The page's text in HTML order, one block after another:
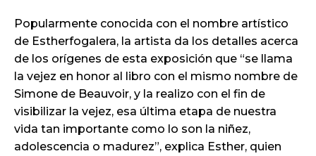
Popularmente conocida con el nombre artístico
de Estherfogalera, la artista da los detalles acerca
de los orígenes de esta exposición que “se llama
la vejez en honor al libro con el mismo nombre de
Simone de Beauvoir, y la realizo con el fin de
visibilizar la vejez, esa última etapa de nuestra
vida tan importante como lo son la niñez,
adolescencia o madurez”, explica Esther, quien